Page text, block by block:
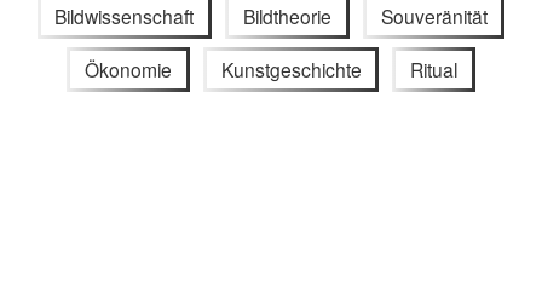
Bildwissenschaft Bildtheorie Souveränität
Ökonomie Kunstgeschichte Ritual